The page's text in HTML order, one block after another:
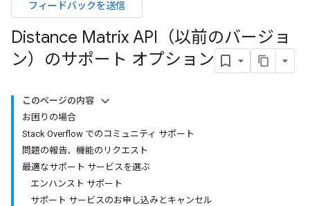
フィードバックを送信
Distance Matrix API（以前のバージョ
ン）のサポート オプション
このページの内容
お困りの場合
Stack Overflow でのコミュニティ サポート
問題の報告、機能のリクエスト
最適なサポート サービスを選ぶ
エンハンスト サポート
サポート サービスのお申し込みとキャンセル